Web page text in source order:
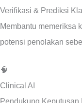
Verifikasi & Prediksi
Membantu memeriksa
potensi penolakan
🧠
Clinical AI